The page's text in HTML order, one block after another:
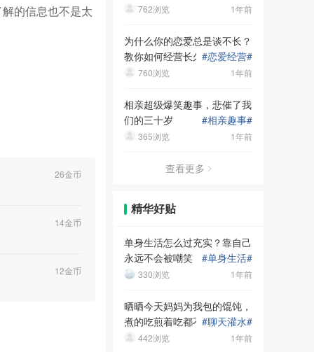
的信息也不是太
26金币
14金币
12金币
1年前
762浏览
为什么你的恋爱总是谈不长？
教你如何经营长久稳定的恋爱
关系！
#恋爱经营#
1年前
760浏览
相亲超级爆笑趣事，悲催了我
们的三十岁
#相亲趣事#
1年前
365浏览
查看更多
精华好贴
单身生活怎么过充实？靠自己
永远不会被嘲笑！#单身生活#
1年前
330浏览
晒晒今天妈妈为我包的馄饨，
煮的吃煎着吃都不错，吃完继
续躺
#聊天灌水#
1年前
442浏览